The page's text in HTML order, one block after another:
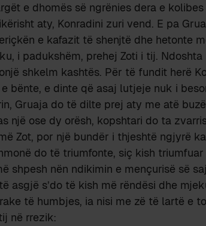
e dhomës së ngrënies dera e
aty, Konradini zuri vend. E pa
e kafazit të shenjtë dhe hetonte
i padukshëm, prehej Zoti i tij.
shkelm kashtës. Për të fundit herë
bënte, e dinte që asaj lutjeje nuk i
Gruaja do të dilte prej aty me atë
një ose dy orësh, kopshtari do ta
Zot, por një bundër i thjeshtë ngjyrë
do të triumfonte, siç kish
shpesh nën ndikimin e mençurisë së
asgjë s’do të kish më rëndësi dhe
të humbjes, ia nisi me zë të lartë e
në rrezik: